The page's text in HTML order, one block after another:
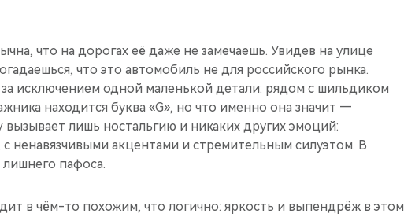
что на дорогах её даже не замечаешь. Увидев на улице
что это автомобиль не для российского рынка.
исключением одной маленькой детали: рядом с шильдиком
находится буква «G», но что именно она значит —
вызывает лишь ностальгию и никаких других эмоций:
с ненавязчивыми акцентами и стремительным силуэтом. В
пафоса.
в чём-то похожим, что логично: яркость и выпендрёж в этом